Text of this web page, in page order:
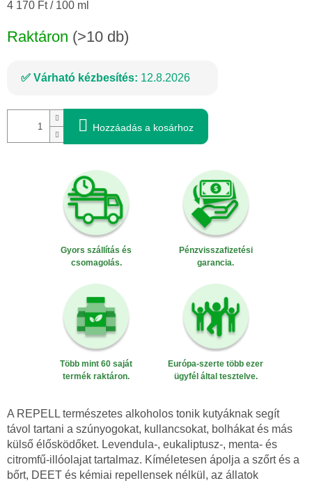
Egységár:
4 170 Ft / 100 ml
Raktáron (>10 db)
Várható kézbesítés: 12.8.2026
Hozzáadás a kosárhoz
Gyors szállítás és
csomagolás.
Pénzvisszafizetési
garancia.
Több mint 60 saját
termék raktáron.
Európa-szerte több ezer
ügyfél által tesztelve.
A REPELL természetes alkoholos tonik kutyáknak segít
távol tartani a szúnyogokat, kullancsokat, bolhákat és más
külső élősködőket. Levendula-, eukaliptusz-, menta- és
citromfű-illóolajat tartalmaz. Kíméletesen ápolja a szőrt és a
bőrt, DEET és kémiai repellensek nélkül, az állatok